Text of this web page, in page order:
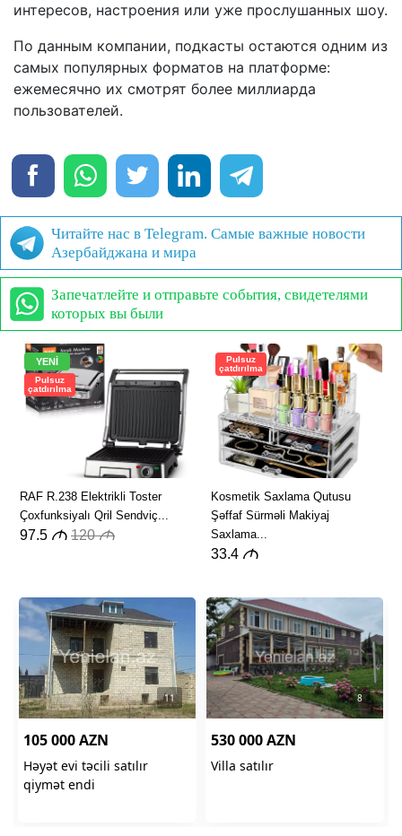
интересов, настроения или уже прослушанных шоу.
По данным компании, подкасты остаются одним из
самых популярных форматов на платформе:
ежемесячно их смотрят более миллиарда
пользователей.
Читайте нас в Telegram. Самые важные новости
Азербайджана и мира
Запечатлейте и отправьте события, свидетелями
которых вы были